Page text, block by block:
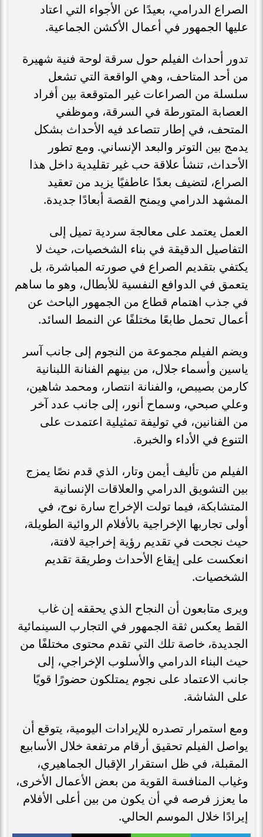
الصراع الدرامي، بعيدًا عن الأجواء التي اعتاد
عليها الجمهور في أعمال الأكشن الجماعية.
تدور أحداث الفيلم حول سرقة لوحة فنية شهيرة
من أحد المتاحف، وهي الواقعة التي تشعل
سلسلة من الصراعات غير المتوقعة بين أفراد
العصابة المتورطة في السرقة، وموظفي
المتحف، في إطار تتصاعد فيه الأحداث بشكل
يدمج بين التوتر والبعد الإنساني. ومع تطور
الأحداث، تنشأ علاقة حب غير تقليدية داخل هذا
الصراع، لتضيف بعدًا عاطفيًا يزيد من تعقيد
المشهد الدرامي ويمنح القصة أبعادًا جديدة.
العمل يعتمد على معالجة سردية تميل إلى
التفاصيل الدقيقة في بناء الشخصيات، حيث لا
يكتفي بتقديم الصراع في صورته المباشرة، بل
يتعمق في الدوافع النفسية للأبطال، وهو ما ساهم
في جذب اهتمام قطاع من الجمهور الباحث عن
أعمال تحمل طابعًا مختلفًا عن النمط السائد.
ويضم الفيلم مجموعة من النجوم إلى جانب آسر
ياسين وأسماء جلال، من بينهم الفنانة اللبنانية
كارمن بصيبص، والفنانة انتصار، ومحمد شاهين،
وعلي صبحي، وسماح أنور، إلى جانب عدد آخر
من الفنانين، في توليفة تمثيلية اعتمدت على
التنوع في الأداء والخبرة.
الفيلم من تأليف أيمن وتار، الذي قدم نصًا يمزج
بين التشويق الدرامي والعلاقات الإنسانية
المتشابكة، فيما تولت الإخراج سارة نوح، في
أولى تجاربها الإخراجية بالأفلام الروائية الطويلة،
حيث نجحت في تقديم رؤية إخراجية لافتة،
انعكست على إيقاع الأحداث وطريقة تقديم
الشخصيات.
ويرى متابعون أن النجاح الذي يحققه إن غاب
القط يعكس ثقة الجمهور في التجارب السينمائية
الجديدة، خاصة تلك التي تقدم محتوى مختلفًا من
حيث البناء الدرامي والأسلوب الإخراجي، إلى
جانب الاعتماد على نجوم يمتلكون حضورًا قويًا
على الشاشة.
ومع استمرار تصدره للإيرادات اليومية، يتوقع أن
يواصل الفيلم تحقيق أرقام مرتفعة خلال الأسابيع
المقبلة، في ظل استقرار الإقبال الجماهيري،
وغياب المنافسة القوية من بعض الأعمال الأخرى،
ما يعزز فرصه في أن يكون من بين أعلى الأفلام
إيرادًا خلال الموسم الحالي.